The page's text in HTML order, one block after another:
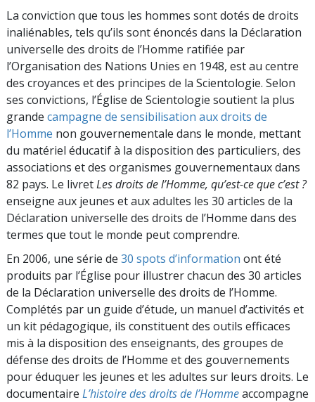
La conviction que tous les hommes sont dotés de droits
inaliénables, tels qu’ils sont énoncés dans la Déclaration
universelle des droits de l’Homme ratifiée par
l’Organisation des Nations Unies en 1948, est au centre
des croyances et des principes de la Scientologie. Selon
ses convictions, l’Église de Scientologie soutient la plus
grande campagne de sensibilisation aux droits de
l’Homme non gouvernementale dans le monde, mettant
du matériel éducatif à la disposition des particuliers, des
associations et des organismes gouvernementaux dans
82 pays. Le livretLes droits de l’Homme, qu’est-ce que c’est ?
enseigne aux jeunes et aux adultes les 30 articles de la
Déclaration universelle des droits de l’Homme dans des
termes que tout le monde peut comprendre.
En 2006, une série de 30 spots d’information ont été
produits par l’Église pour illustrer chacun des 30 articles
de la Déclaration universelle des droits de l’Homme.
Complétés par un guide d’étude, un manuel d’activités et
un kit pédagogique, ils constituent des outils efficaces
mis à la disposition des enseignants, des groupes de
défense des droits de l’Homme et des gouvernements
pour éduquer les jeunes et les adultes sur leurs droits. Le
documentaire L’histoire des droits de l’Hommeaccompagne